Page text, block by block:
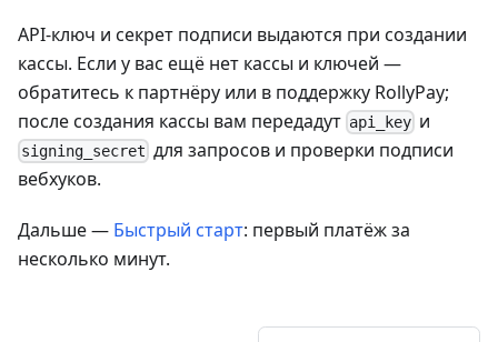
API-ключ и секрет подписи выдаются при создании
кассы. Если у вас ещё нет кассы и ключей —
обратитесь к партнёру или в поддержку RollyPay;
после создания кассы вам передадут api_key и
signing_secret для запросов и проверки подписи
вебхуков.
Дальше — Быстрый старт: первый платёж за
несколько минут.